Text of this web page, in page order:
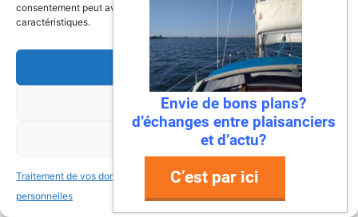
consentement peut avoir un effet négatif sur certaines fonctonnalités et
caractéristiques.
Accepter
Refuser
Voir les préférences
Traitement de vos données
personnelles
Traitement de vos données
personnelles
6 août 2026
Envie de fraicheur ? Larguez les
Envie de bons plans?
d’échanges entre plaisanciers
et d’actu?
C’est par ici